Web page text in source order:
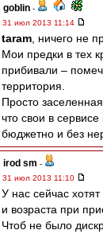
goblin -
31 июл 2013 11:14
taram , ничего не
Мои предки в тех
прибивали –
территория.
Просто
что свои в
бюджетно и без
irod sm -
31 июл 2013 11:10
У нас сейчас
и возраста при
Чтоб не было